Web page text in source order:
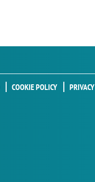
COOKIE POLICY PRIVACY